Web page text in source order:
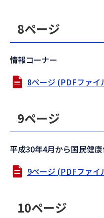
8ページ
情報コーナー
8ページ (PDFファイ
9ページ
平成30年4月から国民健
9ページ (PDFファイ
10ページ